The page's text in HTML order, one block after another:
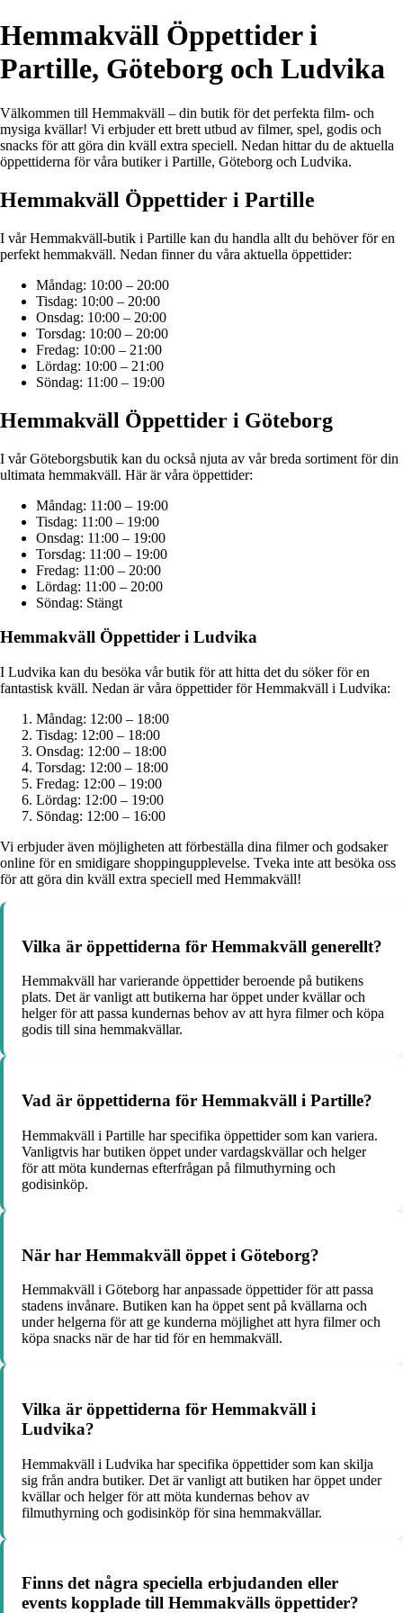
Hemmakväll Öppettider i
Partille, Göteborg och Ludvika
Välkommen till Hemmakväll – din butik för det perfekta film- och
mysiga kvällar! Vi erbjuder ett brett utbud av filmer, spel, godis och
snacks för att göra din kväll extra speciell. Nedan hittar du de aktuella
öppettiderna för våra butiker i Partille, Göteborg och Ludvika.
Hemmakväll Öppettider i Partille
I vår Hemmakväll-butik i Partille kan du handla allt du behöver för en
perfekt hemmakväll. Nedan finner du våra aktuella öppettider:
Måndag: 10:00 – 20:00
Tisdag: 10:00 – 20:00
Onsdag: 10:00 – 20:00
Torsdag: 10:00 – 20:00
Fredag: 10:00 – 21:00
Lördag: 10:00 – 21:00
Söndag: 11:00 – 19:00
Hemmakväll Öppettider i Göteborg
I vår Göteborgsbutik kan du också njuta av vår breda sortiment för din
ultimata hemmakväll. Här är våra öppettider:
Måndag: 11:00 – 19:00
Tisdag: 11:00 – 19:00
Onsdag: 11:00 – 19:00
Torsdag: 11:00 – 19:00
Fredag: 11:00 – 20:00
Lördag: 11:00 – 20:00
Söndag: Stängt
Hemmakväll Öppettider i Ludvika
I Ludvika kan du besöka vår butik för att hitta det du söker för en
fantastisk kväll. Nedan är våra öppettider för Hemmakväll i Ludvika:
Måndag: 12:00 – 18:00
Tisdag: 12:00 – 18:00
Onsdag: 12:00 – 18:00
Torsdag: 12:00 – 18:00
Fredag: 12:00 – 19:00
Lördag: 12:00 – 19:00
Söndag: 12:00 – 16:00
Vi erbjuder även möjligheten att förbeställa dina filmer och godsaker
online för en smidigare shoppingupplevelse. Tveka inte att besöka oss
för att göra din kväll extra speciell med Hemmakväll!
Vilka är öppettiderna för Hemmakväll generellt?
Hemmakväll har varierande öppettider beroende på butikens
plats. Det är vanligt att butikerna har öppet under kvällar och
helger för att passa kundernas behov av att hyra filmer och köpa
godis till sina hemmakvällar.
Vad är öppettiderna för Hemmakväll i Partille?
Hemmakväll i Partille har specifika öppettider som kan variera.
Vanligtvis har butiken öppet under vardagskvällar och helger
för att möta kundernas efterfrågan på filmuthyrning och
godisinköp.
När har Hemmakväll öppet i Göteborg?
Hemmakväll i Göteborg har anpassade öppettider för att passa
stadens invånare. Butiken kan ha öppet sent på kvällarna och
under helgerna för att ge kunderna möjlighet att hyra filmer och
köpa snacks när de har tid för en hemmakväll.
Vilka är öppettiderna för Hemmakväll i
Ludvika?
Hemmakväll i Ludvika har specifika öppettider som kan skilja
sig från andra butiker. Det är vanligt att butiken har öppet under
kvällar och helger för att möta kundernas behov av
filmuthyrning och godisinköp för sina hemmakvällar.
Finns det några speciella erbjudanden eller
events kopplade till Hemmakvälls öppettider?